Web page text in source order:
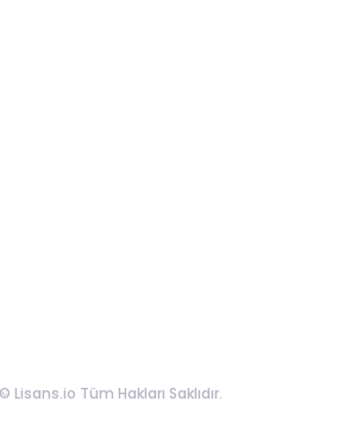
Lisans.io Tüm Hakları Saklıdır.